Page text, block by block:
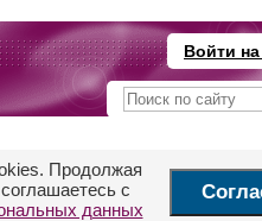
Войти
Продолжая
с
данных